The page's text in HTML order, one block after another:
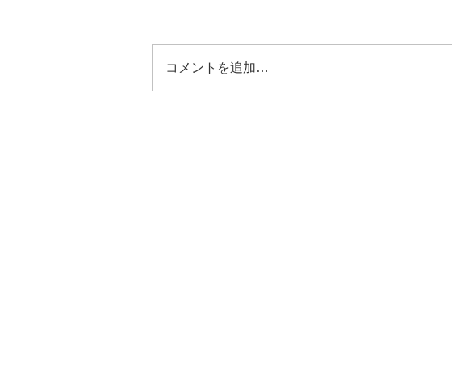
コメントを追加…